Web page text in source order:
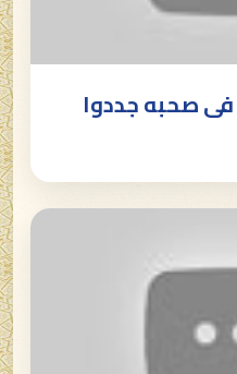
معيه الحبيب 93 | فى صحبه جددوا